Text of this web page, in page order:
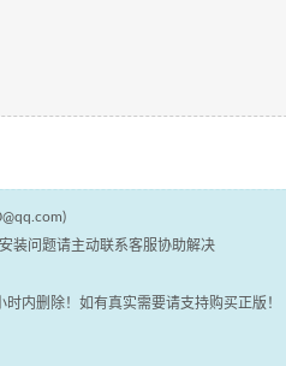
装问题请主动联系客服协助解决
内删除！如有真实需要请支持购买正版！